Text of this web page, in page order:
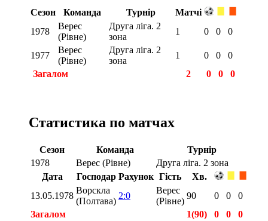
Сезон Команда Турнір
Матчі
1978
Верес
(Рівне)
Друга ліга. 2
зона
1 0 0 0
1977
Верес
(Рівне)
Друга ліга. 2
зона
1 0 0
0
Загалом
2 0 0 0
Статистика по матчах
Сезон Команда
Турнір
1978
Верес (Рівне)
Друга ліга. 2 зона
Дата
Господар Рахунок Гість
Хв.
13.05.1978
Ворскла
(Полтава)
2:0
Верес
(Рівне)
90 0 0
0
Загалом
1(90) 0 0
0